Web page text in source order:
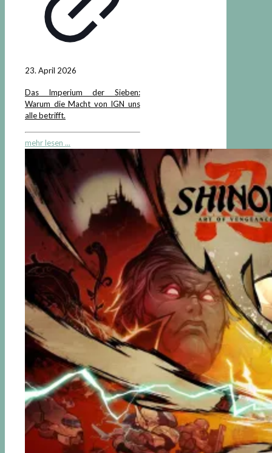
23. April 2026
Das Imperium der Sieben:
Warum die Macht von IGN uns
alle betrifft.
mehr lesen ...